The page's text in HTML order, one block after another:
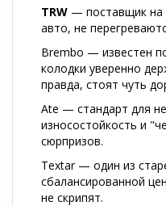
TRW — поставщик на
авто, не
Brembo — известен
колодки уверенно
правда, стоят чуть
Ate — стандарт для
износостойкость и
сюрпризов.
Textar — один из
сбалансированной
не скрипят.